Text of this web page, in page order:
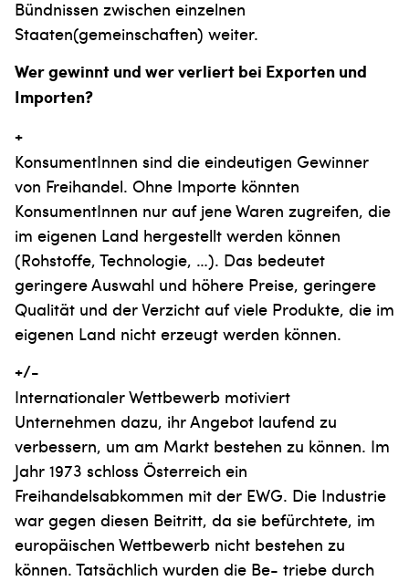
Bündnissen zwischen einzelnen
Staaten(gemeinschaften) weiter.
Wer gewinnt und wer verliert bei Exporten und
Importen?
+
KonsumentInnen sind die eindeutigen Gewinner
von Freihandel. Ohne Importe könnten
KonsumentInnen nur auf jene Waren zugreifen, die
im eigenen Land hergestellt werden können
(Rohstoffe, Technologie, …). Das bedeutet
geringere Auswahl und höhere Preise, geringere
Qualität und der Verzicht auf viele Produkte, die im
eigenen Land nicht erzeugt werden können.
+/-
Internationaler Wettbewerb motiviert
Unternehmen dazu, ihr Angebot laufend zu
verbessern, um am Markt bestehen zu können. Im
Jahr 1973 schloss Österreich ein
Freihandelsabkommen mit der EWG. Die Industrie
war gegen diesen Beitritt, da sie befürchtete, im
europäischen Wettbewerb nicht bestehen zu
können. Tatsächlich wurden die Be- triebe durch